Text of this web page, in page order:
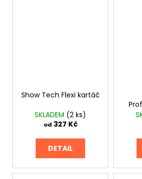
Show Tech Flexi kartáč
SKLADEM (2 ks)
od 327 Kč
DETAIL